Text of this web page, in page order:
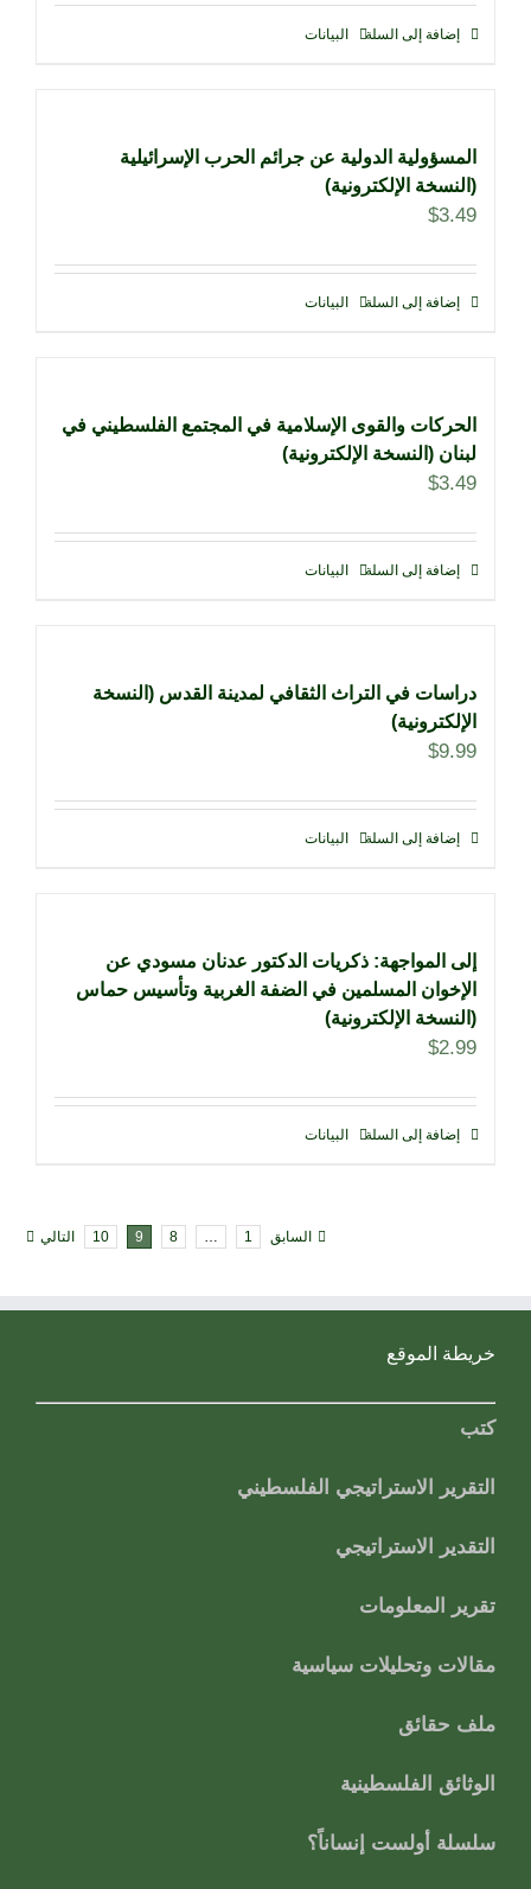
إضافة إلى السلة البيانات
المسؤولية الدولية عن جرائم الحرب الإسرائيلية
(النسخة الإلكترونية)
$3.49
إضافة إلى السلة البيانات
الحركات والقوى الإسلامية في المجتمع الفلسطيني في
لبنان (النسخة الإلكترونية)
$3.49
إضافة إلى السلة البيانات
دراسات في التراث الثقافي لمدينة القدس (النسخة
الإلكترونية)
$9.99
إضافة إلى السلة البيانات
إلى المواجهة: ذكريات الدكتور عدنان مسودي عن
الإخوان المسلمين في الضفة الغربية وتأسيس حماس
(النسخة الإلكترونية)
$2.99
إضافة إلى السلة البيانات
السابق 1
…
8
9
10 التالي
خريطة الموقع
كتب
التقرير الاستراتيجي الفلسطيني
التقدير الاستراتيجي
تقرير المعلومات
مقالات وتحليلات سياسية
ملف حقائق
الوثائق الفلسطينية
سلسلة أولست إنساناً؟